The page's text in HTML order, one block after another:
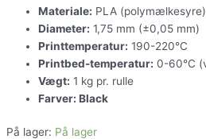
Materiale: PLA (polymælkesyre)
Diameter: 1,75 mm (±0,05 mm)
Printtemperatur: 190-220°C
Printbed-temperatur: 0-60°C
Vægt: 1 kg pr. rulle
Farver: Black
På lager: På lager